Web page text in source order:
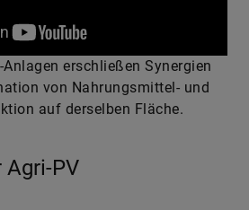
von Nahrungsmittel- und
auf derselben Fläche.
Agri-PV
der Agri-PV-Anlagen